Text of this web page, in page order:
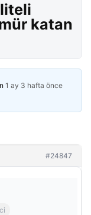
katan
1 ay 3 hafta önce
#24847